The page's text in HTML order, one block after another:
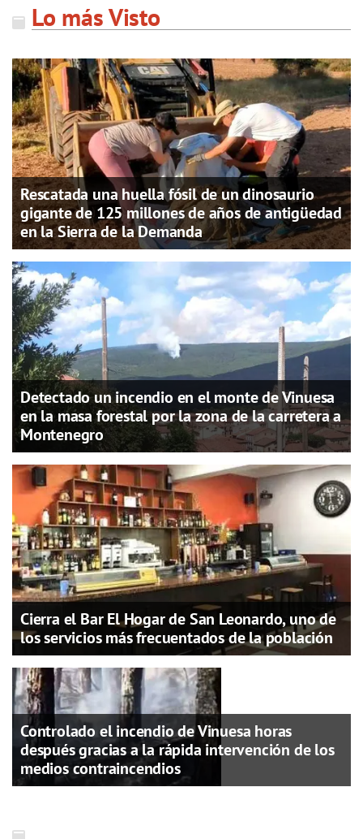
Lo más Visto
Rescatada una huella fósil de un dinosaurio
gigante de 125 millones de años de antigüedad
en la Sierra de la Demanda
Detectado un incendio en el monte de Vinuesa
en la masa forestal por la zona de la carretera a
Montenegro
Cierra el Bar El Hogar de San Leonardo, uno de
los servicios más frecuentados de la población
Controlado el incendio de Vinuesa horas
después gracias a la rápida intervención de los
medios contraincendios